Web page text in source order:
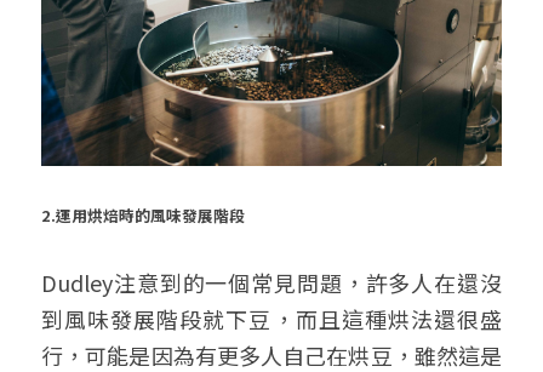
2.運用烘焙時的風味發展階段
Dudley注意到的一個常見問題，許多人在還沒
到風味發展階段就下豆，而且這種烘法還很盛
行，可能是因為有更多人自己在烘豆，雖然這是